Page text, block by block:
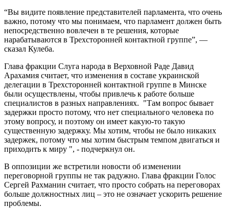
“Вы видите появление представителей парламента, что очень
важно, потому что мы понимаем, что парламент должен быть
непосредственно вовлечен в те решения, которые
нарабатываются в Трехсторонней контактной группе”, —
сказал Кулеба.
Глава фракции Слуга народа в Верховной Раде Давид
Арахамия считает, что изменения в составе украинской
делегации в Трехсторонней контактной группе в Минске
были осуществлены, чтобы привлечь к работе больше
специалистов в разных направлениях. "Там вопрос бывает
задержки просто потому, что нет специального человека по
этому вопросу, и поэтому он имеет какую-то такую
существенную задержку. Мы хотим, чтобы не было никаких
задержек, потому что мы хотим быстрым темпом двигаться и
приходить к миру ", - подчеркнул он.
В оппозиции же встретили новости об изменении
переговорной группы не так радужно. Глава фракции Голос
Сергей Рахманин считает, что просто собрать на переговорах
больше должностных лиц – это не означает ускорить решение
проблемы.